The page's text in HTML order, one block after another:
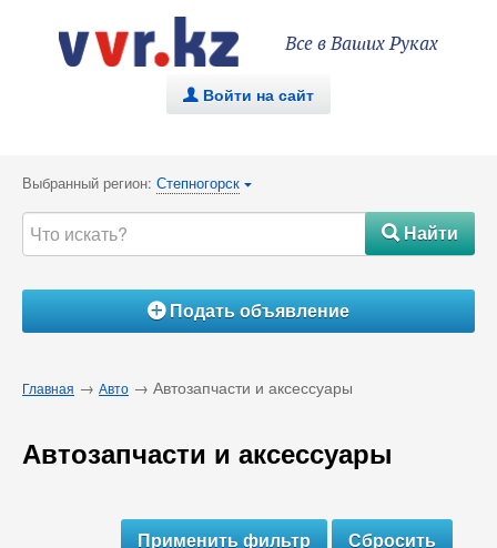
Все в Ваших Руках
. Войти на сайт
Выбранный регион: Степногорск {
#Найти
ÁПодать объявление
Главная → Авто → Автозапчасти и аксессуары
Автозапчасти и аксессуары